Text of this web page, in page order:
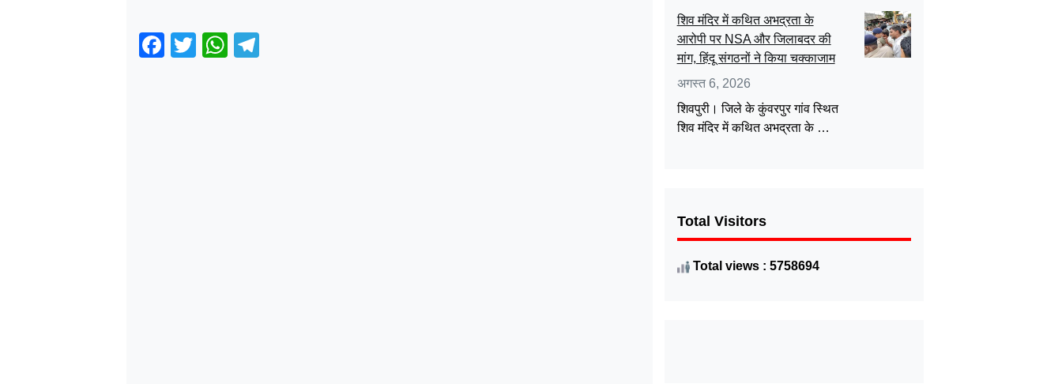
Facebook
TwitterWhatsApp
शिव मंदिर में कथित अभद्रता के
आरोपी पर NSA और जिलाबदर की
मांग, हिंदू संगठनों ने किया चक्काजाम
अगस्त 6, 2026
शिवपुरी। जिले के कुंवरपुर गांव स्थित
शिव मंदिर में कथित अभद्रता के …
Total Visitors
Total views : 5758694